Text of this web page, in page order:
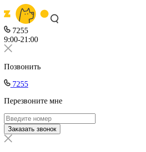
7255
9:00-21:00
Позвонить
7255
Перезвоните мне
Заказать звонок